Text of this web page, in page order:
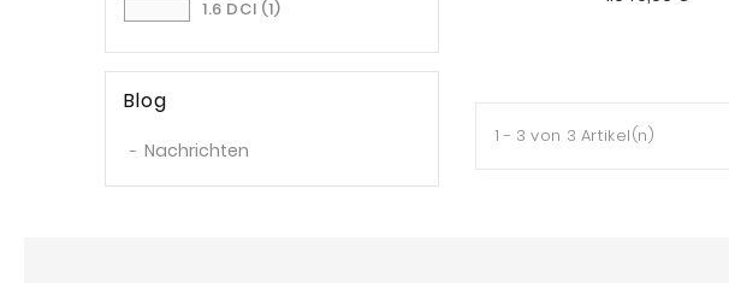
1.6 DCI (1)
Blog
Nachrichten
1 - 3 von 3 Artikel(n)